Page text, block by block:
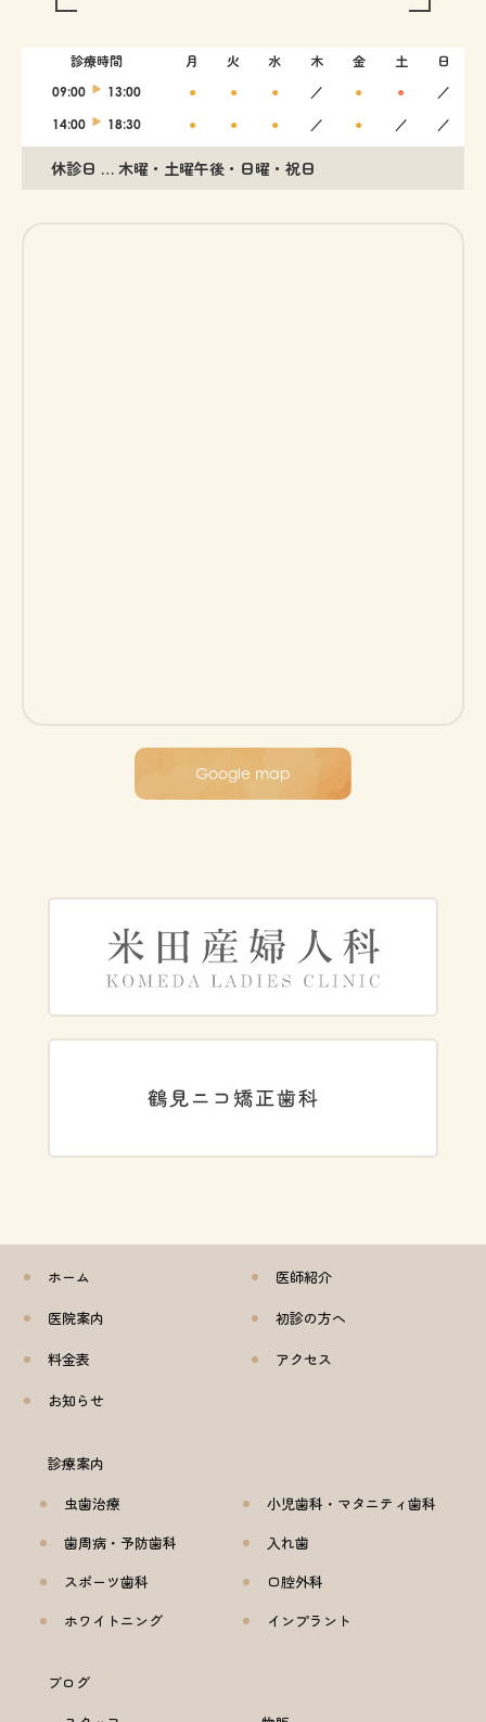
診療時間 月 火 水 木 金 土 日
09:00 13:00 ● ● ● ／ ● ●
／
14:00
18:30 ● ● ● ／ ● ／ ／
休診日 … 木曜・土曜午後・日曜・祝日
Google map
ホーム
医師紹介
医院案内
初診の方へ
料金表
アクセス
お知らせ
診療案内
虫歯治療
小児歯科・マタニティ歯科
歯周病・予防歯科
入れ歯
スポーツ歯科
口腔外科
ホワイトニング
インプラント
ブログ